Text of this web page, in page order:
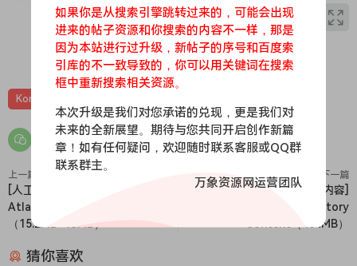
声、嗡嗡声和静电噪音通过电缆、防水布、拉伸、柳条杯垫等记
Kontakt 库和样本包
– 大小 – 1.78 GB
– 129 个可播放的
Kontakt 补丁 – Kontakt 补丁需要完整的 Kontakt 6.8 或更高版
本（免费的 Kontakt Player 插件 vst 将在演示模式下
运行 – 也作为包含 299 个 WAVE 文件的单独样本包（无需
Kontakt）
– 音频格式 44.1/16
A Kontakt library and sample pack featuring organic,
electric, and ASMR sounds – recorded incredibly close for
maximum detail and realism. Designed for composers and
0 0
Kontakt
上一篇
[人工智能鼓采样器] Algonaut
Atlas v2.6.2 [WiN]
（15.2MB+13MB）
下一篇
[Algonaut Atlas 2 工厂内容]
Algonaut Atlas 2 Factory
Content（404MB）
猜你喜欢
如果你是从搜索引擎跳转过来的，可能会出现
进来的帖子资源和你搜索的内容不一样，那是
因为本站进行过升级，新帖子的序号和百度索
引库的不一致导致的，你可以用关键词在搜索
框中重新搜索相关资源。
本次升级是我们对您承诺的兑现，更是我们对
未来的全新展望。期待与您共同开启创作新篇
章！如有任何疑问，欢迎随时联系客服或QQ群
联系群主。
万象资源网运营团队